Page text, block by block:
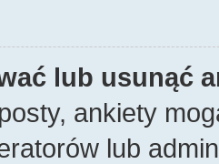
lub usunąć
ankiety
lub